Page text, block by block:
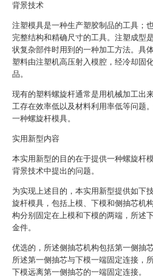
背景技术
注塑模具是一种生产塑胶制品的工具；
完整结构和精确尺寸的工具。注塑成型
状复杂部件时用到的一种加工方法。具
塑料由注塑机高压射入模腔，经冷却固
品。
现有的塑料螺旋杆通常是用机械加工出
工存在效率低以及材料利用率低等问题
一种螺旋杆模具。
实用新型内容
本实用新型的目的在于提供一种螺旋杆
背景技术中提出的问题。
为实现上述目的，本实用新型提供如下
旋杆模具，包括上模、下模和侧抽芯机
构分别固定在上模和下模的两端，所述
金件。
优选的，所述侧抽芯机构包括第一侧抽
所述第一侧抽芯与下模一端固定连接，
下模远离第一侧抽芯的一端固定连接。